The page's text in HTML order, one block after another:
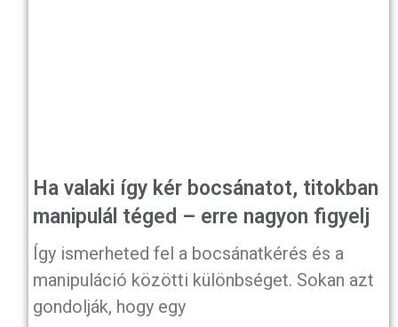
Ha valaki így kér bocsánatot, titokban
manipulál téged – erre nagyon figyelj
Így ismerheted fel a bocsánatkérés és a
manipuláció közötti különbséget. Sokan azt
gondolják, hogy egy